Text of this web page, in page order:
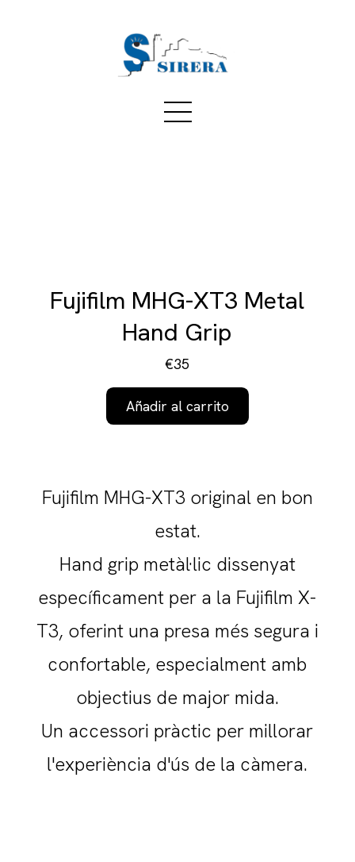
Fujifilm MHG-XT3 Metal
Hand Grip
€35
Añadir al carrito
Fujifilm MHG-XT3 original en bon
estat.
Hand grip metàl·lic dissenyat
específicament per a la Fujifilm X-
T3, oferint una presa més segura i
confortable, especialment amb
objectius de major mida.
Un accessori pràctic per millorar
l'experiència d'ús de la càmera.